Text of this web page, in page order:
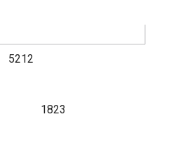
5212
1823